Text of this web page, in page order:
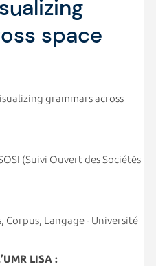
space
grammars across
(Suivi Ouvert des Sociétés
Corpus, Langage - Université
LISA :